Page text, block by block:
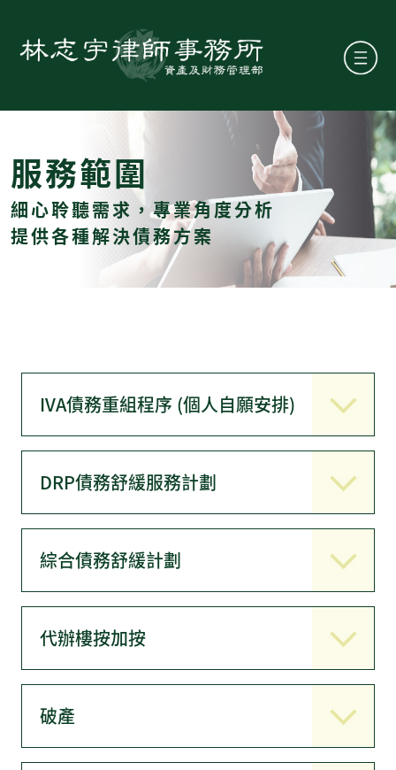
服務範圍
細心聆聽需求，專業角度分析
提供各種解決債務方案
IVA債務重組程序 (個人自願安排)
DRP債務舒緩服務計劃
綜合債務舒緩計劃
代辦樓按加按
破產